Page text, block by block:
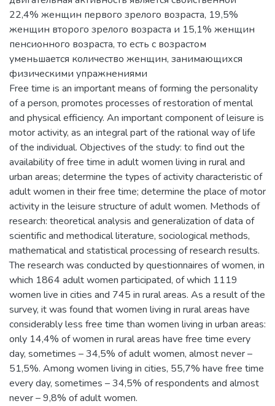
22,4% женщин первого зрелого возраста, 19,5%
женщин второго зрелого возраста и 15,1% женщин
пенсионного возраста, то есть с возрастом
уменьшается количество женщин, занимающихся
физическими упражнениями
Free time is an important means of forming the personality
of a person, promotes processes of restoration of mental
and physical efficiency. An important component of leisure is
motor activity, as an integral part of the rational way of life
of the individual. Objectives of the study: to find out the
availability of free time in adult women living in rural and
urban areas; determine the types of activity characteristic of
adult women in their free time; determine the place of motor
activity in the leisure structure of adult women. Methods of
research: theoretical analysis and generalization of data of
scientific and methodical literature, sociological methods,
mathematical and statistical processing of research results.
The research was conducted by questionnaires of women, in
which 1864 adult women participated, of which 1119
women live in cities and 745 in rural areas. As a result of the
survey, it was found that women living in rural areas have
considerably less free time than women living in urban areas:
only 14,4% of women in rural areas have free time every
day, sometimes – 34,5% of adult women, almost never –
51,5%. Among women living in cities, 55,7% have free time
every day, sometimes – 34,5% of respondents and almost
never – 9,8% of adult women.